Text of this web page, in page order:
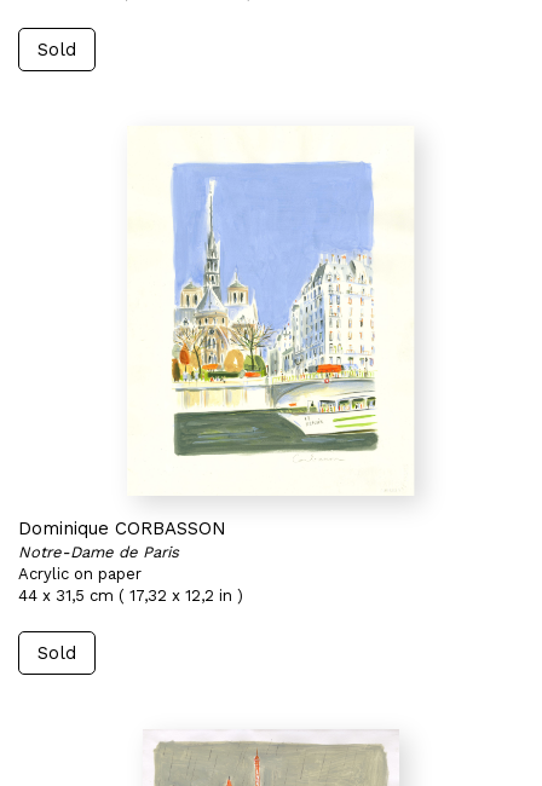
Sold
Dominique CORBASSON
Notre-Dame de Paris
Acrylic on paper
44 x 31,5 cm ( 17,32 x 12,2 in )
Sold